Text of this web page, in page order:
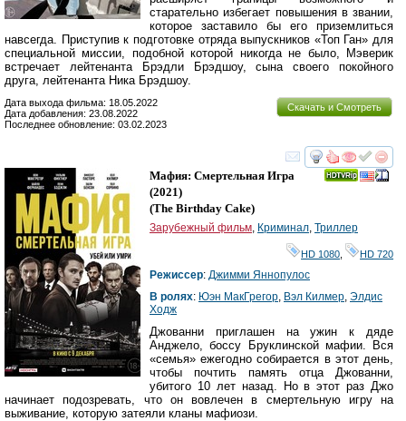
старательно избегает повышения в звании,
которое заставило бы его приземлиться
навсегда. Приступив к подготовке отряда выпускников «Топ Ган» для
специальной миссии, подобной которой никогда не было, Мэверик
встречает лейтенанта Брэдли Брэдшоу, сына своего покойного
друга, лейтенанта Ника Брэдшоу.
Скачать и Смотреть
Дата выхода фильма: 18.05.2022
Дата добавления: 23.08.2022
Последнее обновление: 03.02.2023
смотреть
Мафия: Смертельная Игра
(2021)
(The Birthday Cake)
Зарубежный фильм Криминал Триллер
HD 1080 HD 720
Режиссер: Джимми Яннопулос
В ролях: Юэн МакГрегор Вэл Килмер Элдис
Ходж
Джованни приглашен на ужин к дяде
Анджело, боссу Бруклинской мафии. Вся
«семья» ежегодно собирается в этот день,
чтобы почтить память отца Джованни,
убитого 10 лет назад. Но в этот раз Джо
начинает подозревать, что он вовлечен в смертельную игру на
выживание, которую затеяли кланы мафиози.